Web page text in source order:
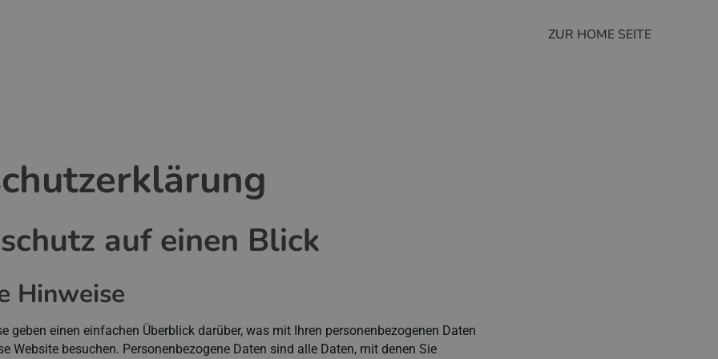
ZUR HOME SEITE
auf einen Blick
Hinweise
geben einen einfachen Überblick darüber, was mit Ihren personenbezogenen Daten
Website besuchen. Personenbezogene Daten sind alle Daten, mit denen Sie